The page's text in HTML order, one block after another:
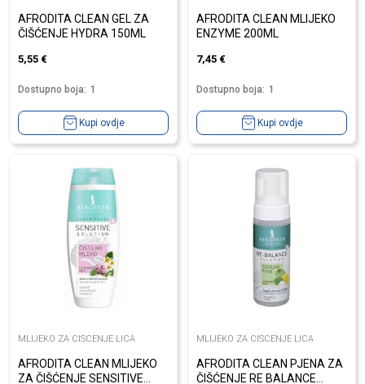
AFRODITA CLEAN GEL ZA
ČIŠĆENJE HYDRA 150ML
5,55 €
Dostupno boja: 1
Kupi ovdje
AFRODITA CLEAN MLIJEKO
ENZYME 200ML
7,45 €
Dostupno boja: 1
Kupi ovdje
MLIJEKO ZA CISCENJE LICA
AFRODITA CLEAN MLIJEKO
ZA ČIŠĆENJE SENSITIVE
MLIJEKO ZA CISCENJE LICA
AFRODITA CLEAN PJENA ZA
ČIŠĆENJE RE BALANCE